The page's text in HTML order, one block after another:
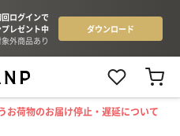
お荷物のお届け停止・遅延について